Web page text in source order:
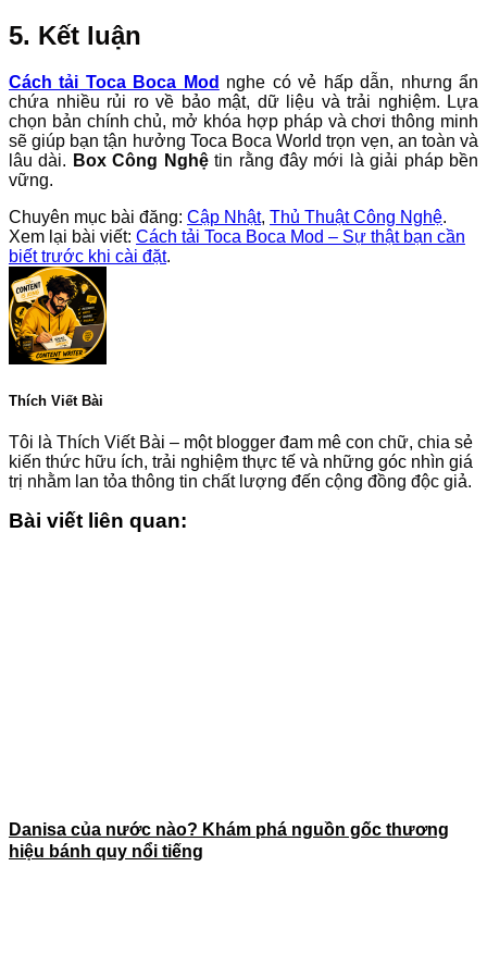
5. Kết luận
Cách tải Toca Boca Mod nghe có vẻ hấp dẫn, nhưng ẩn
chứa nhiều rủi ro về bảo mật, dữ liệu và trải nghiệm. Lựa
chọn bản chính chủ, mở khóa hợp pháp và chơi thông minh
sẽ giúp bạn tận hưởng Toca Boca World trọn vẹn, an toàn và
lâu dài. Box Công Nghệtin rằng đây mới là giải pháp bền
vững.
Chuyên mục bài đăng: Cập Nhật, Thủ Thuật Công Nghệ.
Xem lại bài viết: Cách tải Toca Boca Mod – Sự thật bạn cần
biết trước khi cài đặt.
Thích Viết Bài
Tôi là Thích Viết Bài – một blogger đam mê con chữ, chia sẻ
kiến thức hữu ích, trải nghiệm thực tế và những góc nhìn giá
trị nhằm lan tỏa thông tin chất lượng đến cộng đồng độc giả.
Bài viết liên quan:
Danisa của nước nào? Khám phá nguồn gốc thương
hiệu bánh quy nổi tiếng